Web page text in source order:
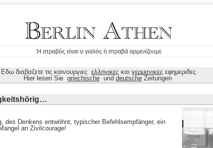
Ή στραβός είναι ο γιαλός ή στραβά αρμενίζουμε
Εδω διαβαζετε τις καινουργιες ελληνικες και γερμανικες εφημεριδες
Hier lesen Sie griechischeund deutscheZeitungen
des Denkens entwöhnt, typischer Befehlsempfänger, ein
an Zivilcourage!